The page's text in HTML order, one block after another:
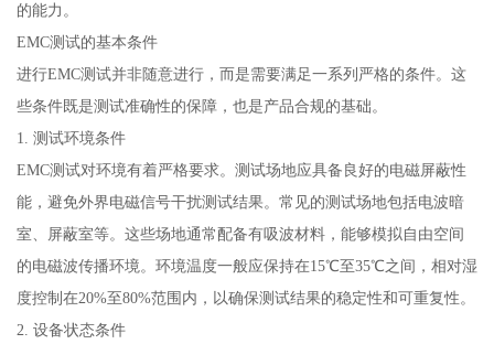
的能力。
EMC测试的基本条件
进行EMC测试并非随意进行，而是需要满足一系列严格的条件。这
些条件既是测试准确性的保障，也是产品合规的基础。
1. 测试环境条件
EMC测试对环境有着严格要求。测试场地应具备良好的电磁屏蔽性
能，避免外界电磁信号干扰测试结果。常见的测试场地包括电波暗
室、屏蔽室等。这些场地通常配备有吸波材料，能够模拟自由空间
的电磁波传播环境。环境温度一般应保持在15℃至35℃之间，相对湿
度控制在20%至80%范围内，以确保测试结果的稳定性和可重复性。
2. 设备状态条件